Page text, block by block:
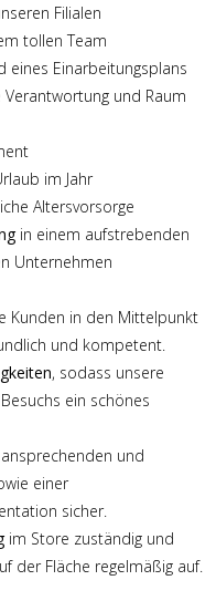
Filialen
tollen Team
eines Einarbeitungsplans
und Raum
im Jahr
Altersvorsorge
in einem aufstrebenden
Unternehmen
Kunden in den Mittelpunkt
und kompetent.
, sodass unsere
ein schönes
und
einer
sicher.
im Store zuständig und
der Fläche regelmäßig auf.